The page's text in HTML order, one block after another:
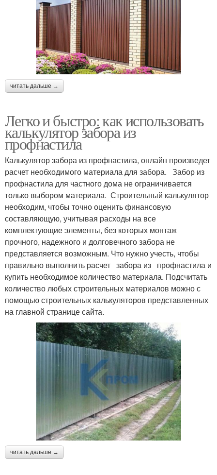
читать дальше →
Легко и быстро: как использовать
калькулятор забора из
профнастила
Калькулятор забора из профнастила, онлайн произведет
расчет необходимого материала для забора. Забор из
профнастила для частного дома не ограничивается
только выбором материала. Строительный калькулятор
необходим, чтобы точно оценить финансовую
составляющую, учитывая расходы на все
комплектующие элементы, без которых монтаж
прочного, надежного и долговечного забора не
представляется возможным. Что нужно учесть, чтобы
правильно выполнить расчет забора из профнастила и
купить необходимое количество материала. Подсчитать
количество любых строительных материалов можно с
помощью строительных калькуляторов представленных
на главной странице сайта.
читать дальше →